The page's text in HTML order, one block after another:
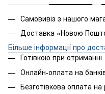
Самовивіз з нашого
Доставка «Новою
Більше інформації про
Готівкою при отриманні
Онлайн-оплата на
Безготівкова оплата на